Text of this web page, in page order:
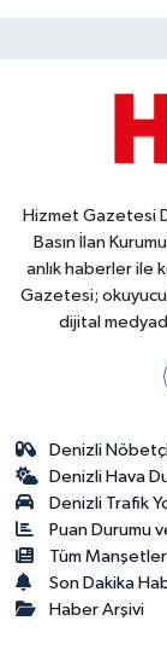
Hizmet Gazetesi
Basın İlan
anlık haberler ile
Gazetesi;
dijital
Denizli
Denizli Hava
Denizli Trafik
Puan Durumu
Tüm Manşetler
Son Dakika
Haber Arşivi